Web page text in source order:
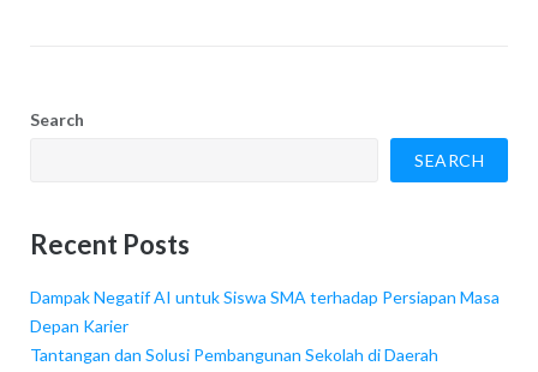
Search
SEARCH
Recent Posts
Dampak Negatif AI untuk Siswa SMA terhadap Persiapan Masa
Depan Karier
Tantangan dan Solusi Pembangunan Sekolah di Daerah